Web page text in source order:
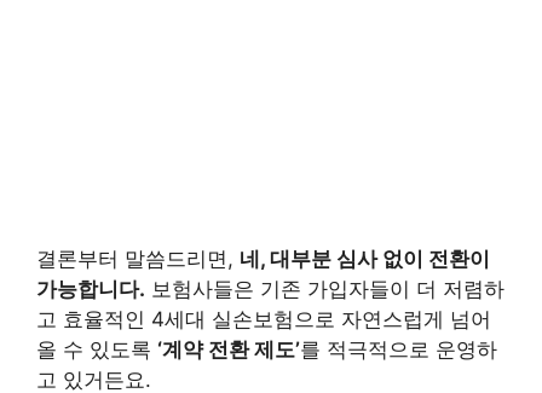
결론부터 말씀드리면, 네, 대부분 심사 없이 전환이
가능합니다. 보험사들은 기존 가입자들이 더 저렴하
고 효율적인 4세대 실손보험으로 자연스럽게 넘어
올 수 있도록 ‘계약 전환 제도’를 적극적으로 운영하
고 있거든요.